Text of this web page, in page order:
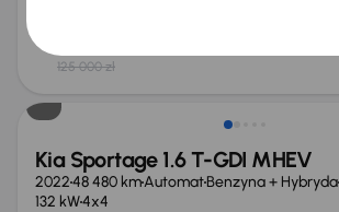
125 000 zł
Taniej o 1 000 zł
Kia Sportage 1.6 T-GDI MHEV
202248 480 kmAutomatBenzyna + Hybryda
132 kW4x4